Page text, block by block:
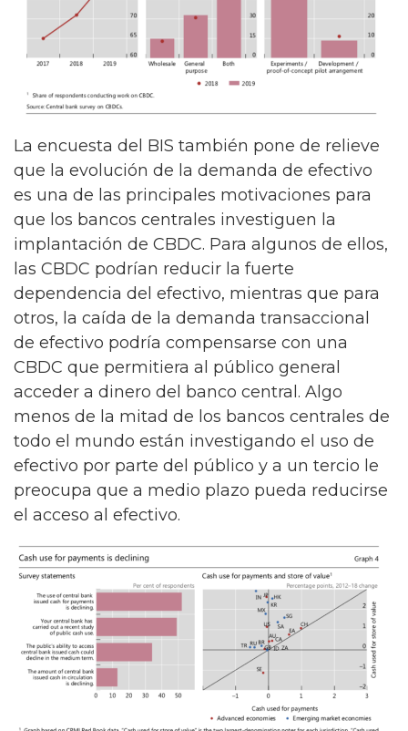
La encuesta del BIS también pone de relieve
que la evolución de la demanda de efectivo
es una de las principales motivaciones para
que los bancos centrales investiguen la
implantación de CBDC. Para algunos de ellos,
las CBDC podrían reducir la fuerte
dependencia del efectivo, mientras que para
otros, la caída de la demanda transaccional
de efectivo podría compensarse con una
CBDC que permitiera al público general
acceder a dinero del banco central. Algo
menos de la mitad de los bancos centrales de
todo el mundo están investigando el uso de
efectivo por parte del público y a un tercio le
preocupa que a medio plazo pueda reducirse
el acceso al efectivo.